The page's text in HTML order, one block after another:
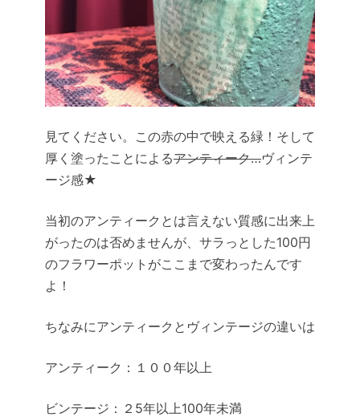
見てください。この赤の中で映える緑！そして
厚く塗ったことによるアンティーク…ヴィンテ
ージ感★
当初のアンティークとは言えない質感に出来上
がったのは否めませんが、サラっとした100円
のフラワーポットがここまで変わったんです
よ！
ちなみにアンティークとヴィンテージの違いは
アンティーク：１００年以上
ビンテージ：２5年以上100年未満